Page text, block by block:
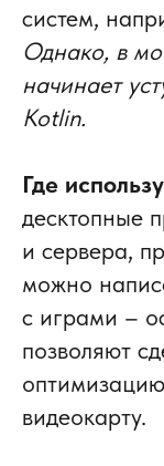
систем,
Однако, в
начинает
Kotlin.
Где
десктопные
и сервера,
можно
с играми –
позволяют
видеокарту.